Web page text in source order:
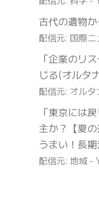
古代の遺物
配信元: 国際
「企業のリ
じる(オルタ
配信元: オル
「東京には
主か？【夏
うまい！長
配信元: 地域 -